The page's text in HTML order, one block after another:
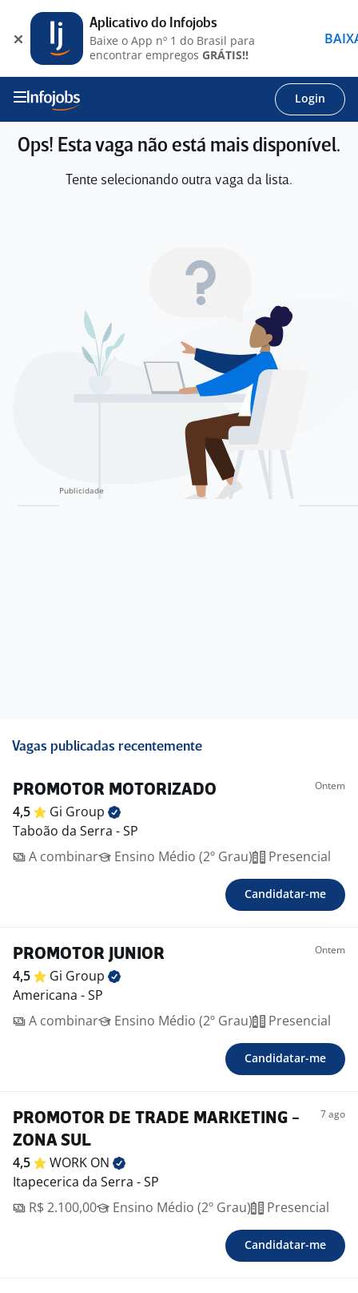
Login
Ops! Esta vaga não está mais disponível.
Tente selecionando outra vaga da lista.
Vagas publicadas recentemente
PROMOTOR MOTORIZADO Ontem
4,5 Gi Group
Taboão da Serra - SP
A combinar
Ensino Médio (2º Grau) Presencial
Candidatar-me
PROMOTOR JUNIOR Ontem
4,5 Gi Group
Americana - SP
A combinar
Ensino Médio (2º Grau) Presencial
Candidatar-me
PROMOTOR DE TRADE MARKETING -
ZONA SUL
7 ago
4,5 WORK ON
Itapecerica da Serra - SP
R$ 2.100,00
Ensino Médio (2º Grau) Presencial
Candidatar-me
Aplicativo do Infojobs
Baixe o App nº 1 do Brasil para
encontrar empregos GRÁTIS!!